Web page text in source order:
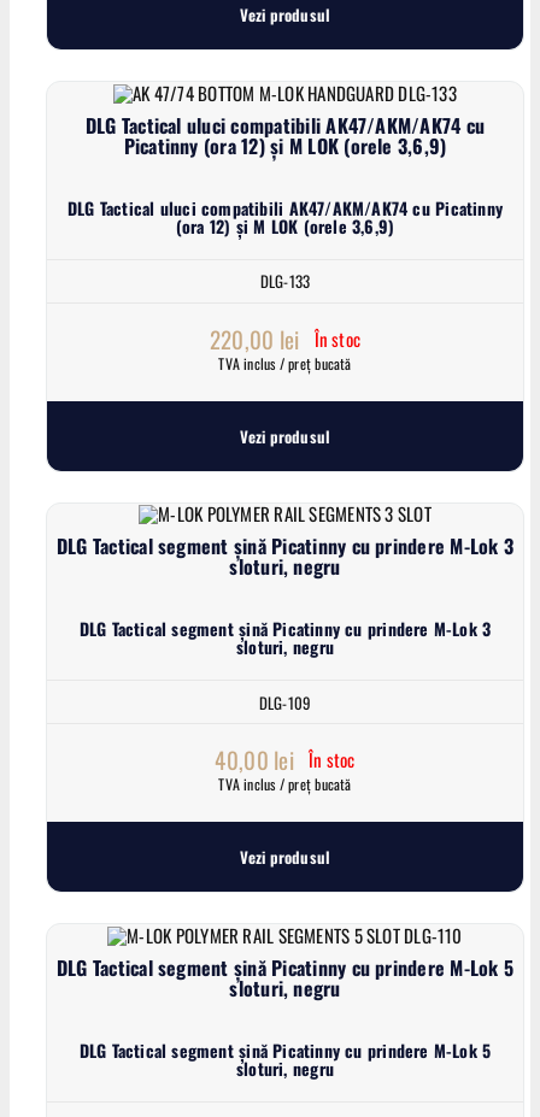
Vezi produsul
DLG Tactical uluci compatibili AK47/AKM/AK74 cu
Picatinny (ora 12) și M LOK (orele 3,6,9)
DLG Tactical uluci compatibili AK47/AKM/AK74 cu Picatinny
(ora 12) și M LOK (orele 3,6,9)
DLG-133
220,00 lei În stoc
TVA inclus / preț bucată
Vezi produsul
DLG Tactical segment șină Picatinny cu prindere M-Lok 3
sloturi, negru
DLG Tactical segment șină Picatinny cu prindere M-Lok 3
sloturi, negru
DLG-109
40,00 lei În stoc
TVA inclus / preț bucată
Vezi produsul
DLG Tactical segment șină Picatinny cu prindere M-Lok 5
sloturi, negru
DLG Tactical segment șină Picatinny cu prindere M-Lok 5
sloturi, negru